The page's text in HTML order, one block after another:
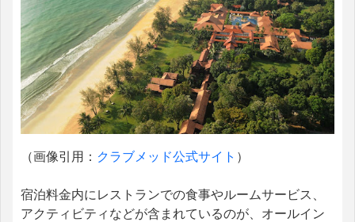
（画像引用： クラブメッド公式サイト ）
宿泊料金内にレストランでの食事やルームサービス、
アクティビティなどが含まれているのが、オールイン